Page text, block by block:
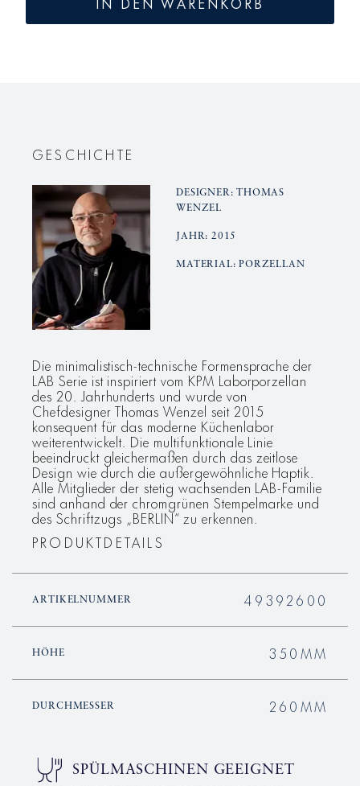
LAB
LAB
GESCHICHTE
DESIGNER: THOMAS
WENZEL
JAHR: 2015
MATERIAL: PORZELLAN
Die minimalistisch-technische Formensprache der
LAB Serie ist inspiriert vom KPM Laborporzellan
des 20. Jahrhunderts und wurde von
Chefdesigner Thomas Wenzel seit 2015
konsequent für das moderne Küchenlabor
weiterentwickelt. Die multifunktionale Linie
beeindruckt gleichermaßen durch das zeitlose
Design wie durch die außergewöhnliche Haptik.
Alle Mitglieder der stetig wachsenden LAB-Familie
sind anhand der chromgrünen Stempelmarke und
des Schriftzugs „BERLIN“ zu erkennen.
PRODUKTDETAILS
ARTIKELNUMMER 49392600
HÖHE 350MM
DURCHMESSER 260MM
SPÜLMASCHINEN GEEIGNET